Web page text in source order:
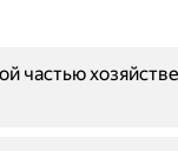
частью